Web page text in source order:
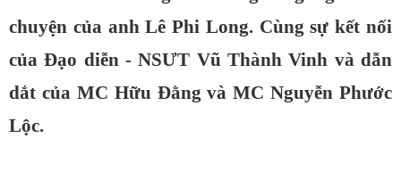
chuyện của anh Lê Phi Long. Cùng sự kết nối
của Đạo diễn - NSƯT Vũ Thành Vinh và dẫn
dắt của MC Hữu Đằng và MC Nguyễn Phước
Lộc.